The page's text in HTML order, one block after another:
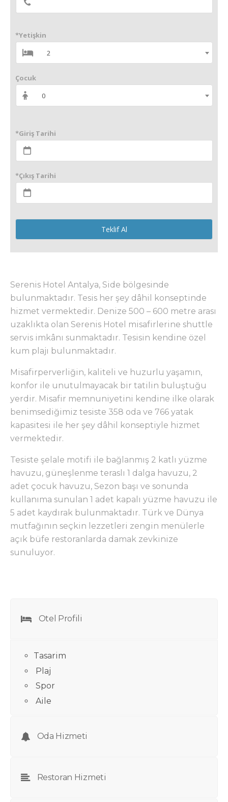
*Yetişkin
2
Çocuk
0
*Giriş Tarihi
*Çıkış Tarihi
Teklif Al
Serenis Hotel Antalya, Side bölgesinde
bulunmaktadır. Tesis her şey dâhil konseptinde
hizmet vermektedir. Denize 500 – 600 metre arası
uzaklıkta olan Serenis Hotel misafirlerine shuttle
servis imkânı sunmaktadır. Tesisin kendine özel
kum plajı bulunmaktadır.
Misafirperverliğin, kaliteli ve huzurlu yaşamın,
konfor ile unutulmayacak bir tatilin buluştuğu
yerdir. Misafir memnuniyetini kendine ilke olarak
benimsediğimiz tesiste 358 oda ve 766 yatak
kapasitesi ile her şey dâhil konseptiyle hizmet
vermektedir.
Tesiste şelale motifi ile bağlanmış 2 katlı yüzme
havuzu, güneşlenme teraslı 1 dalga havuzu, 2
adet çocuk havuzu, Sezon başı ve sonunda
kullanıma sunulan 1 adet kapalı yüzme havuzu ile
5 adet kaydırak bulunmaktadır. Türk ve Dünya
mutfağının seçkin lezzetleri zengin menülerle
açık büfe restoranlarda damak zevkinize
sunuluyor.
Otel Profili
Tasarim
Plaj
Spor
Aile
Oda Hizmeti
Restoran Hizmeti